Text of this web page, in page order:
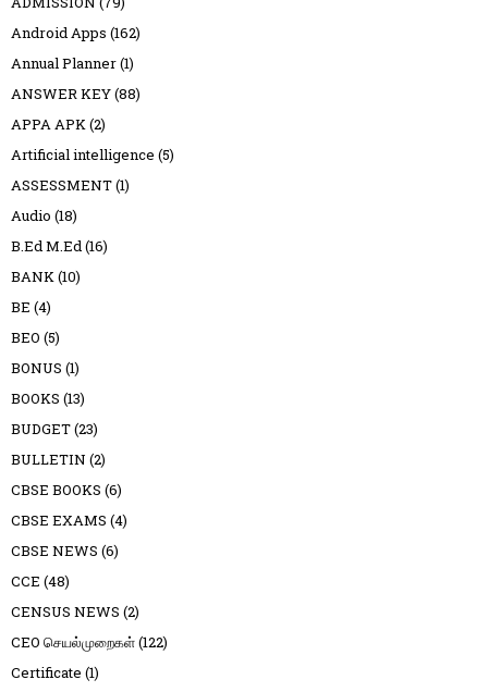
Android Apps (162)
Annual Planner(1)
ANSWER KEY(88)
APPA APK(2)
Artificial intelligence (5)
ASSESSMENT(1)
Audio (18)
B.Ed M.Ed(16)
BANK(10)
BE (4)
BEO (5)
BONUS (1)
BOOKS (13)
BUDGET(23)
BULLETIN (2)
CBSE BOOKS (6)
CBSE EXAMS (4)
CBSE NEWS (6)
CCE (48)
CENSUS NEWS (2)
CEO செயல்முறைகள்(122)
Certificate (1)